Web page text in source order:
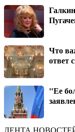
Что
ответ
"Ее